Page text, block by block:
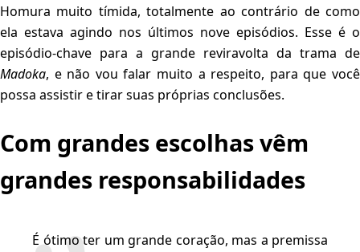
Homura muito tímida, totalmente ao contrário de como
ela estava agindo nos últimos nove episódios. Esse é o
episódio-chave para a grande reviravolta da trama de
Madoka, e não vou falar muito a respeito, para que você
possa assistir e tirar suas próprias conclusões.
Com grandes escolhas vêm
grandes responsabilidades
É ótimo ter um grande coração, mas a premissa